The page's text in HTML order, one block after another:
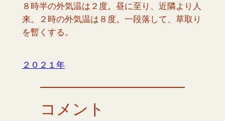
８時半の外気温は２度。昼に至り、近隣より人
来。２時の外気温は８度。一段落して、草取り
を暫くする。
２０２１年
コメント